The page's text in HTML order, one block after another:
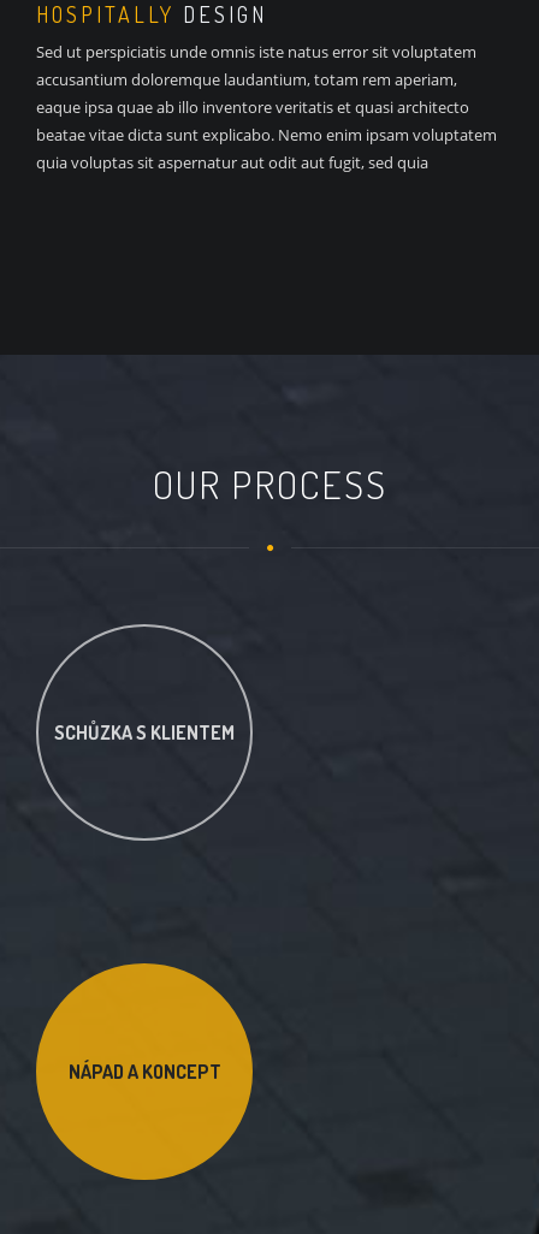
HOSPITALLY DESIGN
Sed ut perspiciatis unde omnis iste natus error sit voluptatem
accusantium doloremque laudantium, totam rem aperiam,
eaque ipsa quae ab illo inventore veritatis et quasi architecto
beatae vitae dicta sunt explicabo. Nemo enim ipsam voluptatem
quia voluptas sit aspernatur aut odit aut fugit, sed quia
OUR PROCESS
SCHŮZKA S KLIENTEM
NÁPAD A KONCEPT